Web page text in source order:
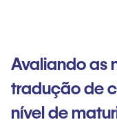
Avaliando as
tradução de
nível de